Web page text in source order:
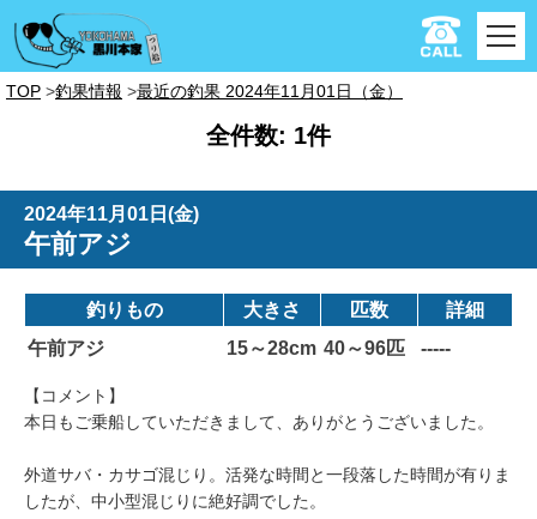
TOP 釣果情報 最近の釣果 2024年11月01日（金）
全件数: 1件
2024年11月01日(金)
午前アジ
釣りもの 大きさ 匹数
詳細
午前アジ
15～28cm 40～96匹 -----
【コメント】
本日もご乗船していただきまして、ありがとうございました。
外道サバ・カサゴ混じり。活発な時間と一段落した時間が有りま
したが、中小型混じりに絶好調でした。